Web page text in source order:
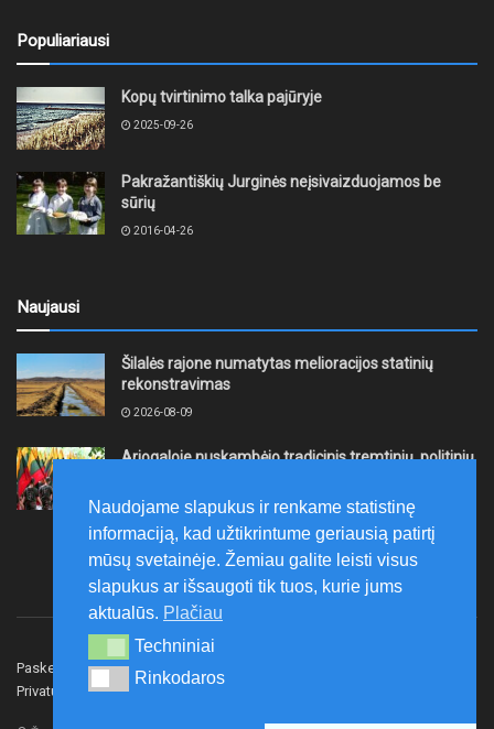
Populiariausi
Kopų tvirtinimo talka pajūryje
2025-09-26
Pakražantiškių Jurginės neįsivaizduojamos be
sūrių
2016-04-26
Naujausi
Šilalės rajone numatytas melioracijos statinių
rekonstravimas
2026-08-09
Ariogaloje nuskambėjo tradicinis tremtinių, politinių
širdy“
2026-08-08
Paskelbk naujieną Rašyti redakcijai
Privatumo politika
Naudojame slapukus ir renkame statistinę
informaciją, kad užtikrintume geriausią patirtį
mūsų svetainėje. Žemiau galite leisti visus
slapukus ar išsaugoti tik tuos, kurie jums
aktualūs. Plačiau
Techniniai
Techniniai
Rinkodaros
Rinkodaros